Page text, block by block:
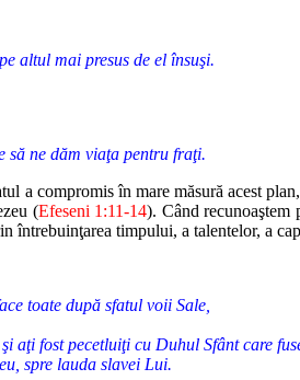
altul mai presus de el însuşi.
să ne dăm viaţa pentru fraţi.
a compromis în mare măsură acest plan,
(Efeseni 1:11-14). Când recunoaştem
întrebuinţarea timpului, a talentelor, a
toate după sfatul voii Sale,
aţi fost pecetluiţi cu Duhul Sfânt care
spre lauda slavei Lui.